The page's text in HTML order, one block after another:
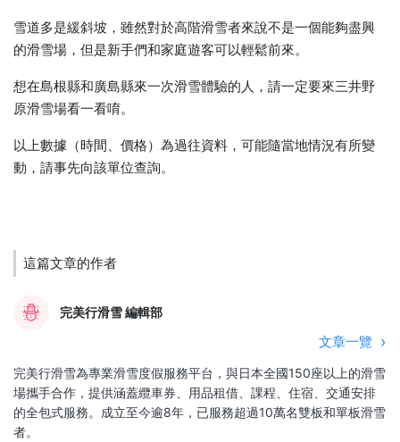
雪道多是緩斜坡，雖然對於高階滑雪者來說不是一個能夠盡興
的滑雪場，但是新手們和家庭遊客可以輕鬆前來。
想在島根縣和廣島縣來一次滑雪體驗的人，請一定要來三井野
原滑雪場看一看唷。
以上數據（時間、價格）為過往資料，可能隨當地情況有所變
動，請事先向該單位查詢。
這篇文章的作者
完美行滑雪 編輯部
文章一覽
完美行滑雪為專業滑雪度假服務平台，與日本全國150座以上的滑雪
場攜手合作，提供涵蓋纜車券、用品租借、課程、住宿、交通安排
的全包式服務。成立至今逾8年，已服務超過10萬名雙板和單板滑雪
者。